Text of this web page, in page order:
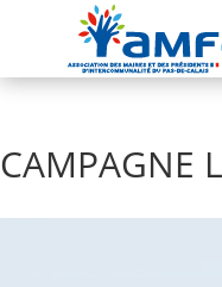
CAMPAGNE